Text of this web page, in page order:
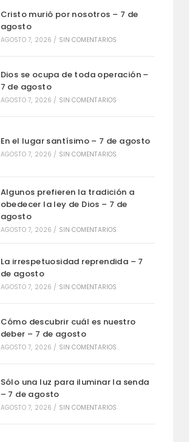
Cristo murió por nosotros – 7 de
agosto
AGOSTO 7, 2026 / SIN COMENTARIOS
Dios se ocupa de toda operación –
7 de agosto
AGOSTO 7, 2026 / SIN COMENTARIOS
En el lugar santísimo – 7 de agosto
AGOSTO 7, 2026 / SIN COMENTARIOS
Algunos prefieren la tradición a
obedecer la ley de Dios – 7 de
agosto
AGOSTO 7, 2026 / SIN COMENTARIOS
La irrespetuosidad reprendida – 7
de agosto
AGOSTO 7, 2026 / SIN COMENTARIOS
Cómo descubrir cuál es nuestro
deber – 7 de agosto
AGOSTO 7, 2026 / SIN COMENTARIOS
Sólo una luz para iluminar la senda
– 7 de agosto
AGOSTO 7, 2026 / SIN COMENTARIOS